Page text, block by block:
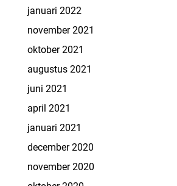
januari 2022
november 2021
oktober 2021
augustus 2021
juni 2021
april 2021
januari 2021
december 2020
november 2020